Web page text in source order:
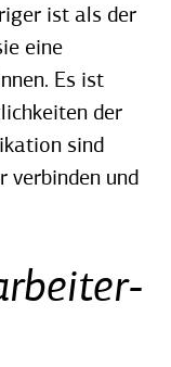
ist als der
eine
Es ist
der
sind
verbinden und